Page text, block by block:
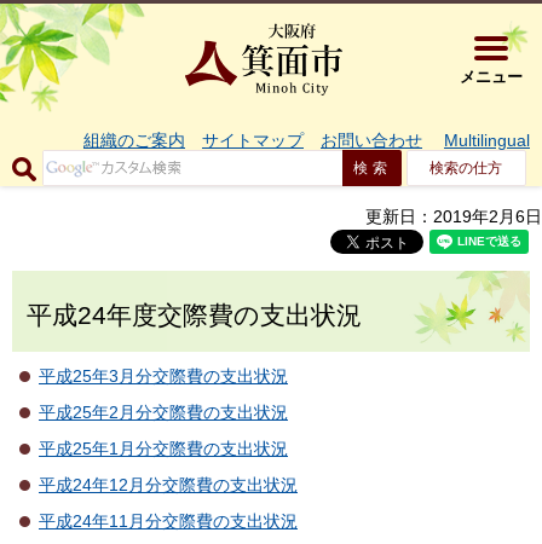
大阪府箕
メニュー
組織のご案内 サイトマップ お問い合わせ Multilingual
検索の仕方
更新日：2019年2月6日
平成24年度交際費の支出状況
平成25年3月分交際費の支出状況
平成25年2月分交際費の支出状況
平成25年1月分交際費の支出状況
平成24年12月分交際費の支出状況
平成24年11月分交際費の支出状況